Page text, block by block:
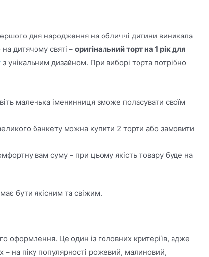
дня народження на обличчі дитини виникала
дитячому святі – оригінальний торт на 1 рік для
з унікальним дизайном. При виборі торта потрібно
маленька іменинниця зможе поласувати своїм
банкету можна купити 2 торти або замовити
вам суму – при цьому якість товару буде на
бути якісним та свіжим.
оформлення. Це один із головних критеріїв, адже
– на піку популярності рожевий, малиновий,